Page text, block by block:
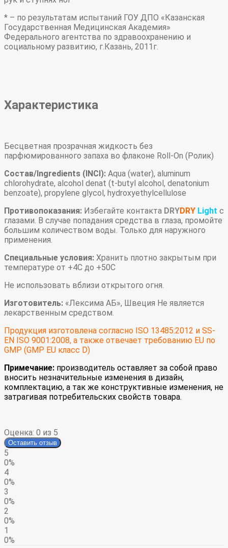
* – по результатам испытаний ГОУ ДПО «Казанская
Государственная Медицинская Академия»
Федерального агентства по здравоохранению и
социальному развитию, г.Казань, 2011г.
Характеристика
Бесцветная прозрачная жидкость без
парфюмированного запаха во флаконе Roll-On (Ролик)
Состав/Ingredients (INCI): Aqua (water), aluminum
chlorohydrate, alcohol denat (t-butyl alcohol, denatonium
benzoate), propylene glycol, hydroxyethylcellulose
Противопоказания: Избегайте контакта DRYDRY Light с
глазами. В случае попадания средства в глаза, промойте
большим количеством воды. Только для наружного
применения.
Специальные условия: Хранить плотно закрытым при
температуре от +4С до +50С
Не использовать вблизи открытого огня.
Изготовитель: «Лексима АБ», Швеция Не является
лекарственным средством.
Продукция изготовлена согласно ISO 13485:2012 и SS-
EN ISO 9001:2008, а также отвечает требованию EU по
GMP (GMP EU класс D)
Примечание: производитель оставляет за собой право
вносить незначительные изменения в дизайн,
комплектацию, а так же конструктивные изменения, не
затрагивая потребительских свойств товара.
Оценка: 0 из 5
Оставить отзыв
5
0%
4
0%
3
0%
2
0%
1
0%